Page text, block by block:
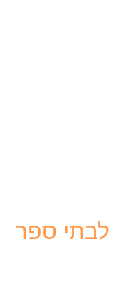
לבתי ספר